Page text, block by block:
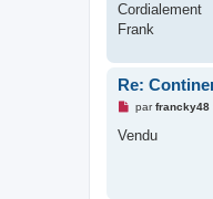
n
o
u
Cordialement
Frank
Re:
M
s
parfrancky48
Vendu